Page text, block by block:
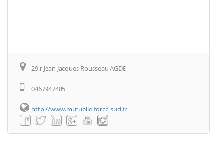
29 r Jean Jacques Rousseau AGDE
0467947485
http://www.mutuelle-force-sud.fr